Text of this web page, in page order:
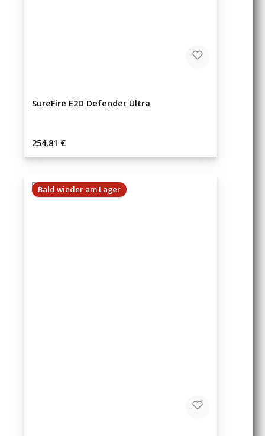
SureFire E2D Defender Ultra
Regulärer Preis:
254,81 €
Bald wieder am Lager